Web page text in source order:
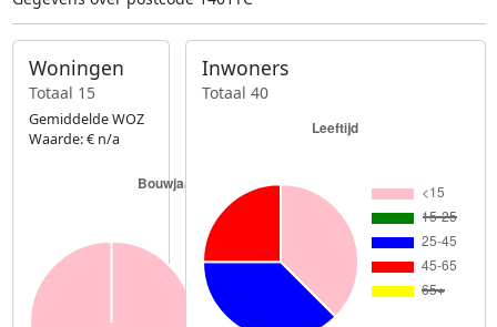
Woningen
Totaal 15
Gemiddelde WOZ
Waarde: € n/a
Inwoners
Totaal 40